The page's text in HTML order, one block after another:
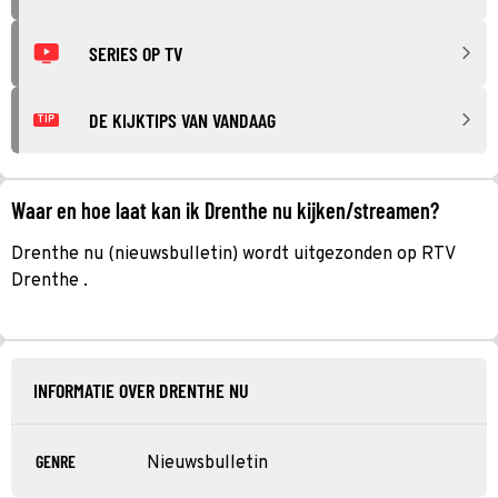
SERIES OP TV
TIP DE KIJKTIPS VAN VANDAAG
Waar en hoe laat kan ik Drenthe nu kijken/streamen?
Drenthe nu (nieuwsbulletin) wordt uitgezonden op RTV
Drenthe .
INFORMATIE OVER DRENTHE NU
GENRE Nieuwsbulletin